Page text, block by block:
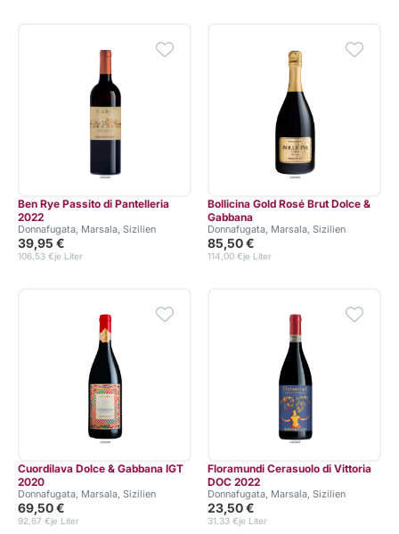
Ben Rye Passito di Pantelleria
2022
Donnafugata, Marsala, Sizilien
39,95 €
je Liter
106,53 €
Bollicina Gold Rosé Brut Dolce &
Gabbana
Donnafugata, Marsala, Sizilien
85,50 €
je Liter
114,00 €
Cuordilava Dolce & Gabbana IGT
2020
Donnafugata, Marsala, Sizilien
69,50 €
je Liter
92,67 €
Floramundi Cerasuolo di Vittoria
DOC 2022
Donnafugata, Marsala, Sizilien
23,50 €
je Liter
31,33 €